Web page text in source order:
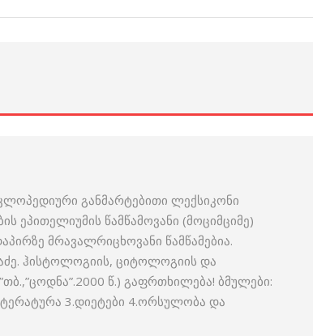
განმარტებითი ლექსიკონი
ეპითელიუმის წამწამოვანი (მოციმციმე)
მრავალრიცხოვანი წამწამებია.
ჰისტოლოგიის, ციტოლოგიის და
წ.) გაფრთხილება! ბმულები:
3.დიეტები 4.ორსულობა და